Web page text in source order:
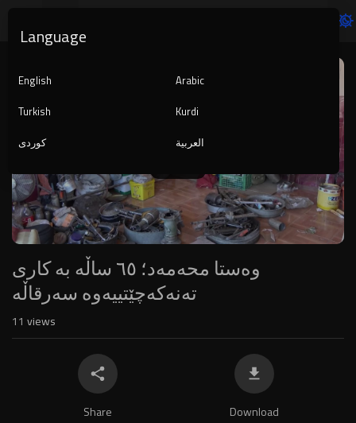
Player
auto
وەستا محەمەد؛ ٦٥ ساڵە بە کاری
تەنەکەچێتییەوە سەرقاڵە
11 views
Share Download
Language
English
Arabic
Turkish
Kurdi
کوردی
العربية